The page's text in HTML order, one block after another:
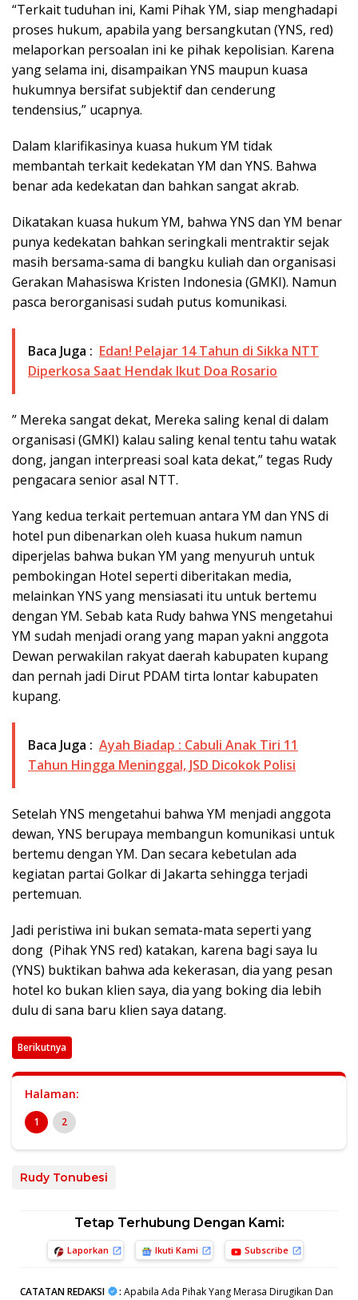
“Terkait tuduhan ini, Kami Pihak YM, siap menghadapi
proses hukum, apabila yang bersangkutan (YNS, red)
melaporkan persoalan ini ke pihak kepolisian. Karena
yang selama ini, disampaikan YNS maupun kuasa
hukumnya bersifat subjektif dan cenderung
tendensius,” ucapnya.
Dalam klarifikasinya kuasa hukum YM tidak
membantah terkait kedekatan YM dan YNS. Bahwa
benar ada kedekatan dan bahkan sangat akrab.
Dikatakan kuasa hukum YM, bahwa YNS dan YM benar
punya kedekatan bahkan seringkali mentraktir sejak
masih bersama-sama di bangku kuliah dan organisasi
Gerakan Mahasiswa Kristen Indonesia (GMKI). Namun
pasca berorganisasi sudah putus komunikasi.
Baca Juga : Edan! Pelajar 14 Tahun di Sikka NTT
Diperkosa Saat Hendak Ikut Doa Rosario
” Mereka sangat dekat, Mereka saling kenal di dalam
organisasi (GMKI) kalau saling kenal tentu tahu watak
dong, jangan interpreasi soal kata dekat,” tegas Rudy
pengacara senior asal NTT.
Yang kedua terkait pertemuan antara YM dan YNS di
hotel pun dibenarkan oleh kuasa hukum namun
diperjelas bahwa bukan YM yang menyuruh untuk
pembokingan Hotel seperti diberitakan media,
melainkan YNS yang mensiasati itu untuk bertemu
dengan YM. Sebab kata Rudy bahwa YNS mengetahui
YM sudah menjadi orang yang mapan yakni anggota
Dewan perwakilan rakyat daerah kabupaten kupang
dan pernah jadi Dirut PDAM tirta lontar kabupaten
kupang.
Baca Juga : Ayah Biadap : Cabuli Anak Tiri 11
Tahun Hingga Meninggal, JSD Dicokok Polisi
Setelah YNS mengetahui bahwa YM menjadi anggota
dewan, YNS berupaya membangun komunikasi untuk
bertemu dengan YM. Dan secara kebetulan ada
kegiatan partai Golkar di Jakarta sehingga terjadi
pertemuan.
Jadi peristiwa ini bukan semata-mata seperti yang
dong (Pihak YNS red) katakan, karena bagi saya lu
(YNS) buktikan bahwa ada kekerasan, dia yang pesan
hotel ko bukan klien saya, dia yang boking dia lebih
dulu di sana baru klien saya datang.
Berikutnya
Halaman:
1 2
Rudy Tonubesi
Tetap Terhubung Dengan Kami:
Laporkan Ikuti Kami Subscribe
CATATAN REDAKSI : Apabila Ada Pihak Yang Merasa Dirugikan Dan